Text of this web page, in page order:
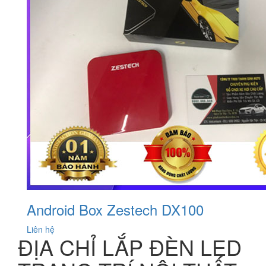
Android Box Zestech DX100
Liên hệ
ĐỊA CHỈ LẮP ĐÈN LED